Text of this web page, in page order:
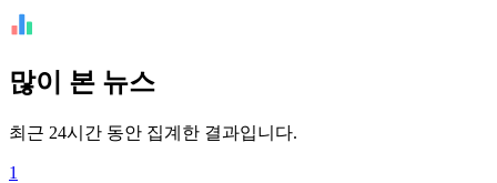
많이 본 뉴스
최근 24시간 동안 집계한 결과입니다.
1